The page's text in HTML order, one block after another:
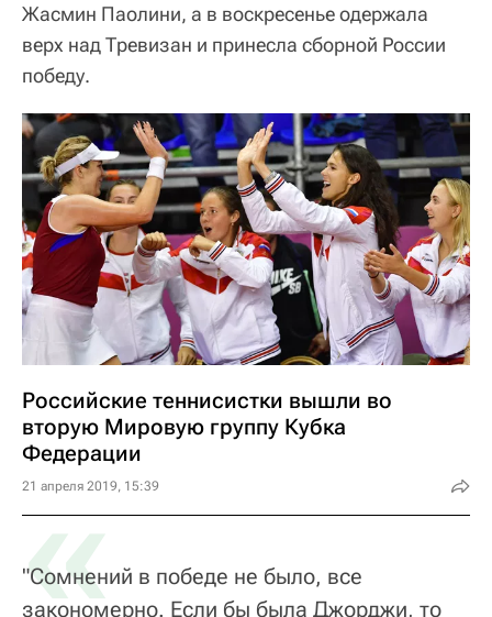
Жасмин Паолини, а в воскресенье одержала
верх над Тревизан и принесла сборной России
победу.
Российские теннисистки вышли во
вторую Мировую группу Кубка
Федерации
21 апреля 2019, 15:39
«
"Сомнений в победе не было, все
закономерно. Если бы была Джорджи, то